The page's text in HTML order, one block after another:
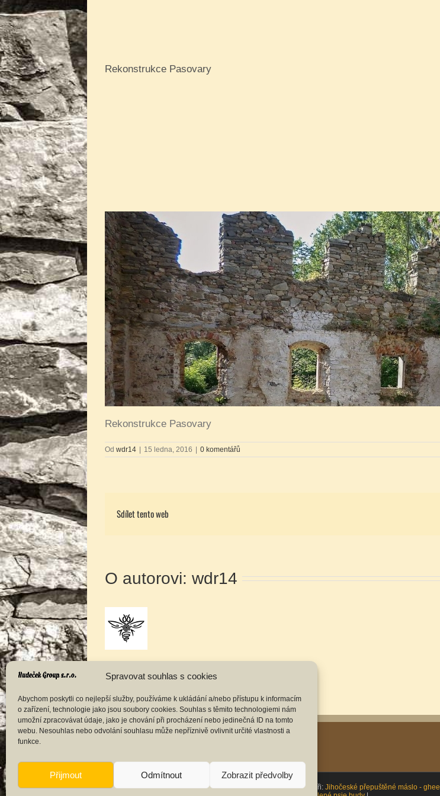
Spravovat souhlas s cookies
Abychom poskytli co nejlepší služby, používáme k ukládání a/nebo přístupu k informacím
o zařízení, technologie jako jsou soubory cookies. Souhlas s těmito technologiemi nám
umožní zpracovávat údaje, jako je chování při procházení nebo jedinečná ID na tomto
webu. Nesouhlas nebo odvolání souhlasu může nepříznivě ovlivnit určité vlastnosti a
funkce.
Přijmout Odmítnout Zobrazit předvolby
Rekonstrukce Pasovary
Rekonstrukce Pasovary
Od wdr14 15 ledna, 2016 0 komentářů
Sdílet tento web
O autorovi: wdr14
Copyright 2016 Hudeček Group s.r.o | All Rights Reserved | Partneři: Jihočeské přepuštěné máslo - ghee